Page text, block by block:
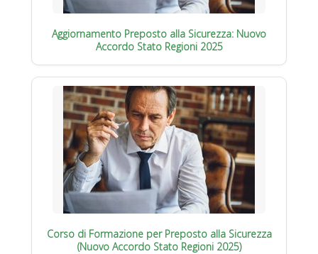
Aggiornamento Preposto alla Sicurezza: Nuovo
Accordo Stato Regioni 2025
Corso di Formazione per Preposto alla Sicurezza
(Nuovo Accordo Stato Regioni 2025)